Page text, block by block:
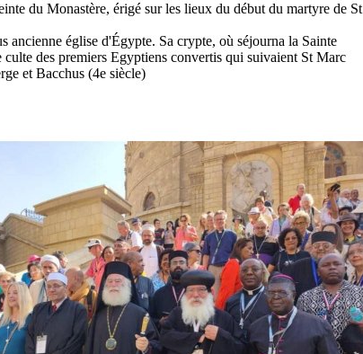
du Monastère, érigé sur les lieux du début du martyre de St
église d'Égypte. Sa crypte, où séjourna la Sainte
des premiers Egyptiens convertis qui suivaient St Marc
et Bacchus (4e siècle)